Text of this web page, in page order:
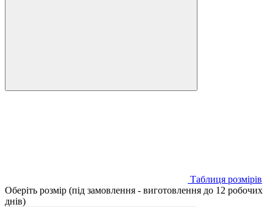
Таблиця розмірів
Оберіть розмір (під замовлення - виготовлення до 12 робочих
днів)